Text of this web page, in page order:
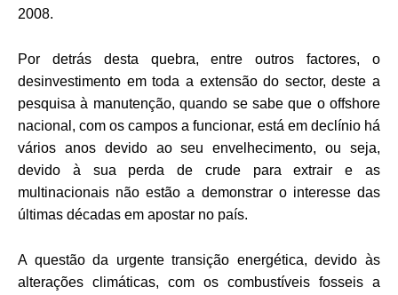
2008.
Por detrás desta quebra, entre outros factores, o
desinvestimento em toda a extensão do sector, deste a
pesquisa à manutenção, quando se sabe que o offshore
nacional, com os campos a funcionar, está em declínio há
vários anos devido ao seu envelhecimento, ou seja,
devido à sua perda de crude para extrair e as
multinacionais não estão a demonstrar o interesse das
últimas décadas em apostar no país.
A questão da urgente transição energética, devido às
alterações climáticas, com os combustíveis fosseis a